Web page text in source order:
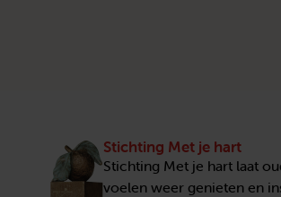
Stichting Met je hart
Stichting Met je hart laat
voelen weer genieten en